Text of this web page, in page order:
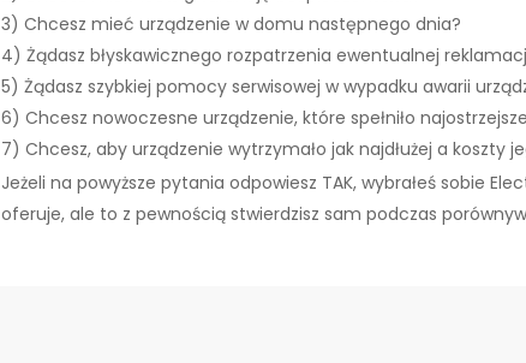
3) Chcesz mieć urządzenie w domu następnego dnia?
4) Żądasz błyskawicznego rozpatrzenia ewentualnej
5) Żądasz szybkiej pomocy serwisowej w wypadku awarii
6) Chcesz nowoczesne urządzenie, które spełniło
7) Chcesz, aby urządzenie wytrzymało jak najdłużej a koszty
Jeżeli na powyższe pytania odpowiesz TAK, wybrałeś sobie
oferuje, ale to z pewnością stwierdzisz sam podczas